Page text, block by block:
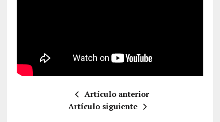
Artículo anterior
Artículo siguiente